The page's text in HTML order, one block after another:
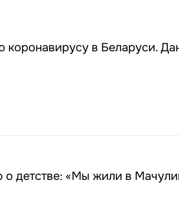
в Беларуси.
о детстве: «Мы жили в